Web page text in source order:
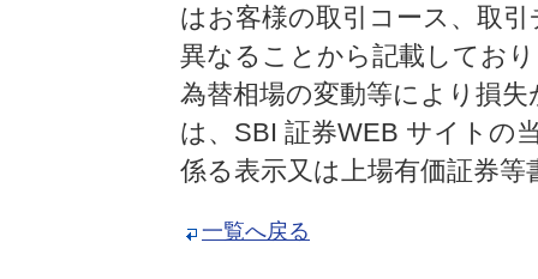
はお客様の取引コース、取
異なることから記載してお
為替相場の変動等により損
は、SBI 証券WEB サイトの
係る表示又は上場有価証券
一覧へ戻る